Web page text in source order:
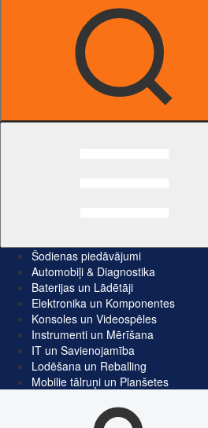
Šodienas piedāvājumi
Automobiļi & Diagnostika
Baterijas un Lādētāji
Elektronika un Komponentes
Konsoles un Videospēles
Instrumenti un Mērīšana
IT un Savienojamība
Lodēšana un Reballing
Mobilie tālruņi un Planšetes